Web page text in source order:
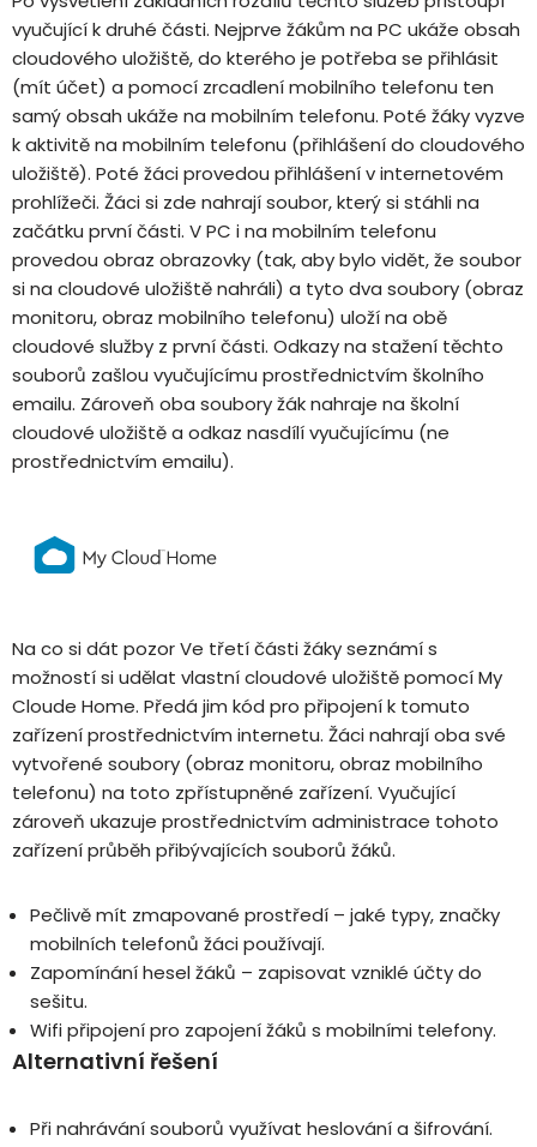
vyučující k druhé části. Nejprve žákům na PC ukáže obsah
cloudového uložiště, do kterého je potřeba se přihlásit
(mít účet) a pomocí zrcadlení mobilního telefonu ten
samý obsah ukáže na mobilním telefonu. Poté žáky vyzve
k aktivitě na mobilním telefonu (přihlášení do cloudového
uložiště). Poté žáci provedou přihlášení v internetovém
prohlížeči. Žáci si zde nahrají soubor, který si stáhli na
začátku první části. V PC i na mobilním telefonu
provedou obraz obrazovky (tak, aby bylo vidět, že soubor
si na cloudové uložiště nahráli) a tyto dva soubory (obraz
monitoru, obraz mobilního telefonu) uloží na obě
cloudové služby z první části. Odkazy na stažení těchto
souborů zašlou vyučujícímu prostřednictvím školního
emailu. Zároveň oba soubory žák nahraje na školní
cloudové uložiště a odkaz nasdílí vyučujícímu (ne
prostřednictvím emailu).
Na co si dát pozor Ve třetí části žáky seznámí s
možností si udělat vlastní cloudové uložiště pomocí My
Cloude Home. Předá jim kód pro připojení k tomuto
zařízení prostřednictvím internetu. Žáci nahrají oba své
vytvořené soubory (obraz monitoru, obraz mobilního
telefonu) na toto zpřístupněné zařízení. Vyučující
zároveň ukazuje prostřednictvím administrace tohoto
zařízení průběh přibývajících souborů žáků.
Pečlivě mít zmapované prostředí – jaké typy, značky
mobilních telefonů žáci používají.
Zapomínání hesel žáků – zapisovat vzniklé účty do
sešitu.
Wifi připojení pro zapojení žáků s mobilními telefony.
Alternativní řešení
Při nahrávání souborů využívat heslování a šifrování.